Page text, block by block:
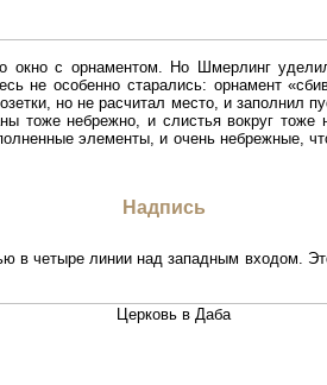
окно с орнаментом. Но Шмерлинг
не особенно старались: орнамент
но не расчитал место, и заполнил
тоже небрежно, и слистья вокруг
элементы, и очень небрежные,
Надпись
в четыре линии над западным входом.